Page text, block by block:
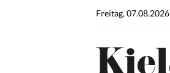
Freitag, 07.08.2026